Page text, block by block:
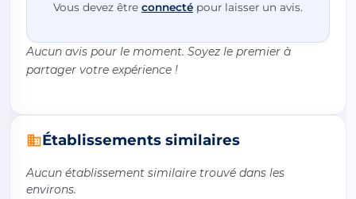
Vous devez être connecté pour laisser un avis.
Aucun avis pour le moment. Soyez le premier à
partager votre expérience !
Établissements similaires
Aucun établissement similaire trouvé dans les
environs.